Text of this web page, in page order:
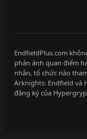
EndfieldPlus.com
phản ánh quan điểm
nhân, tổ chức nào
Arknights: Endfield và
đăng ký của